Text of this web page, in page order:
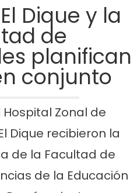
Dique y la
de
planifican
conjunto
Zonal de
Dique recibieron la
de la Facultad de
de la Educación